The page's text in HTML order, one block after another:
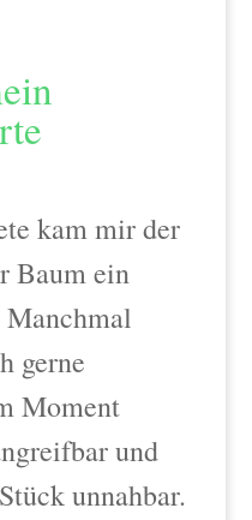
kam mir der
Baum ein
gerne
Moment
und
unnahbar.